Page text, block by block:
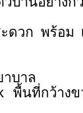
ดวก พร้อม
าบาล
พื้นที่กว้าง